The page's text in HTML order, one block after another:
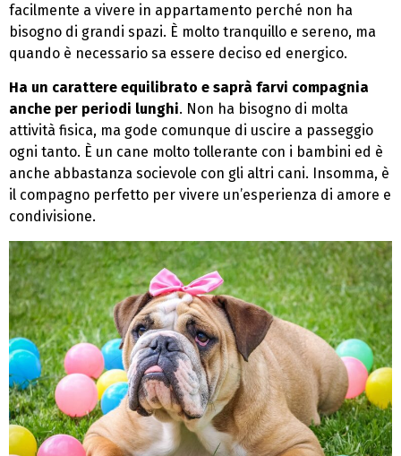
facilmente a vivere in appartamento perché non ha
bisogno di grandi spazi. È molto tranquillo e sereno, ma
quando è necessario sa essere deciso ed energico.
Ha un carattere equilibrato e saprà farvi compagnia
anche per periodi lunghi. Non ha bisogno di molta
attività fisica, ma gode comunque di uscire a passeggio
ogni tanto. È un cane molto tollerante con i bambini ed è
anche abbastanza socievole con gli altri cani. Insomma, è
il compagno perfetto per vivere un’esperienza di amore e
condivisione.